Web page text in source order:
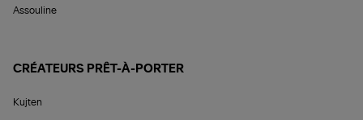
Assouline
CRÉATEURS PRÊT-À-PORTER
Kujten